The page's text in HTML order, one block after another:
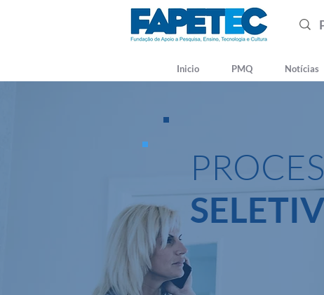
Inicio PMQ Notícias